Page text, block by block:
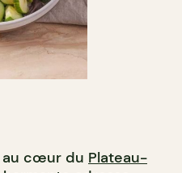
au cœur du Plateau-